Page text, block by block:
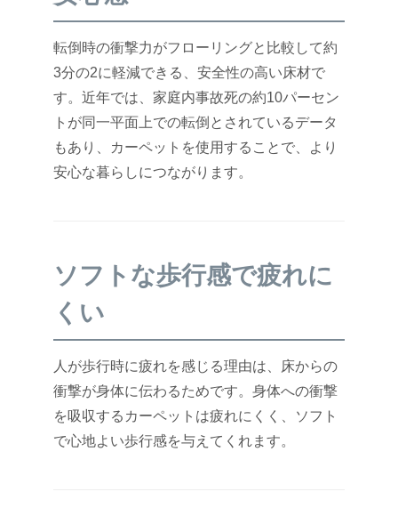
転倒時の衝撃力がフローリングと比較して約
3分の2に軽減できる、安全性の高い床材で
す。近年では、家庭内事故死の約10パーセン
トが同一平面上での転倒とされているデータ
もあり、カーペットを使用することで、より
安心な暮らしにつながります。
ソフトな歩行感で疲れに
くい
人が歩行時に疲れを感じる理由は、床からの
衝撃が身体に伝わるためです。身体への衝撃
を吸収するカーペットは疲れにくく、ソフト
で心地よい歩行感を与えてくれます。